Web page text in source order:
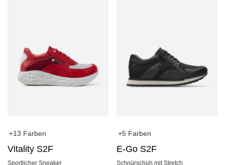
+13 Farben
Vitality S2F
Sportlicher Sneaker
+5 Farben
E-Go S2F
Schnürschuh mit Stretch